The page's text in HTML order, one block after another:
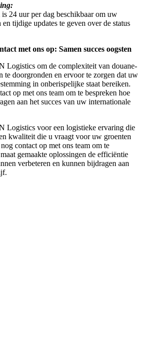
24 uur per dag beschikbaar om uw
tijdige updates te geven over de status
met ons op: Samen succes oogsten
Logistics om de complexiteit van douane-
te doorgronden en ervoor te zorgen dat uw
in onberispelijke staat bereiken.
op met ons team om te bespreken hoe
aan het succes van uw internationale
Logistics voor een logistieke ervaring die
kwaliteit die u vraagt ​​voor uw groenten
contact op met ons team om te
gemaakte oplossingen de efficiëntie
verbeteren en kunnen bijdragen aan